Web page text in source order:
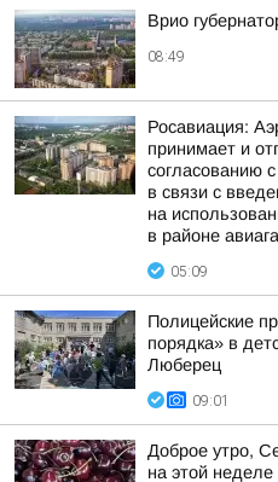
Врио
08:49
Росавиация:
принимает и
согласованию
в связи с
на
в районе
05:09
Полицейские
порядка» в
Люберец
09:01
Доброе утро,
на этой неделе